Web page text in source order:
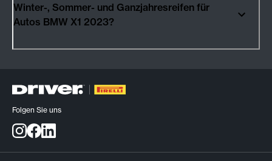
Winter-, Sommer- und Ganzjahresreifen für
Autos BMW X1 2023?
Folgen Sie uns